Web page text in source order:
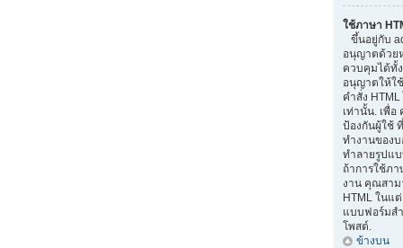
ใช้ภาษา
ขึ้นอยู่กับ
อนุญาตด้วย
ควบคุมได้ทั้
อนุญาตให้ใ
คำสั่ง
เท่านั้น. เพื่
ป้องกันผู้ใช้
ทำงานของ
ทำลายรูปแ
ถ้าการใช้ภา
งาน คุณสาม
HTML ในแ
แบบฟอร์มส
โพสต์.
ข้างบน